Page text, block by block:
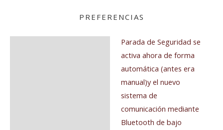
PREFERENCIASbotones de control.
Parada de Seguridad se
activa ahora de forma
automática (antes era
manual)y el nuevo
sistema de
comunicación mediante
Bluetooth de bajo